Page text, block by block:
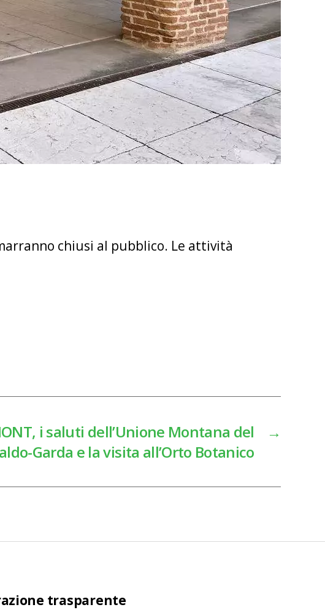
chiusi al pubblico. Le attività
→
i saluti dell’Unione Montana del
Garda e la visita all’Orto Botanico
trasparente